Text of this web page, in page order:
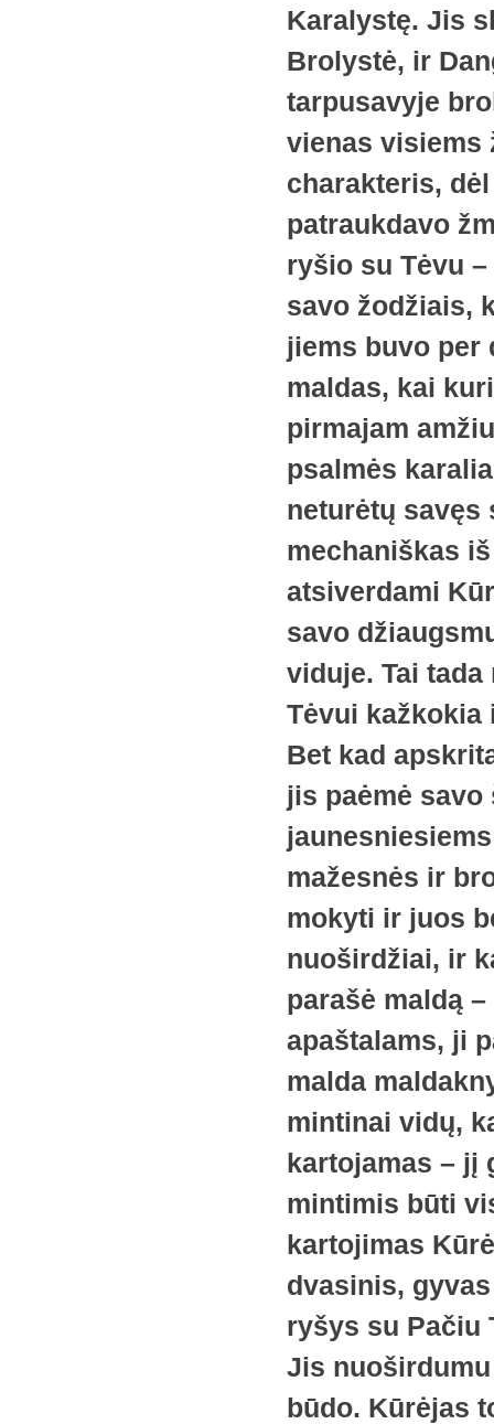
Karalystę. Jis
Brolystė, ir
tarpusavyje
vienas visiems
charakteris,
patraukdavo
ryšio su Tėvu
savo žodžiais,
jiems buvo per
maldas, kai
pirmajam
psalmės
neturėtų savęs
mechaniškas
atsiverdami
savo
viduje. Tai
Tėvui kažkokia
Bet kad
jis paėmė
mažesnės ir
mokyti ir juos
nuoširdžiai, ir
parašė maldą
apaštalams, ji
malda
mintinai vidų,
kartojamas – jį
mintimis būti
kartojimas
dvasinis,
ryšys su Pačiu
Jis
būdo. Kūrėjas